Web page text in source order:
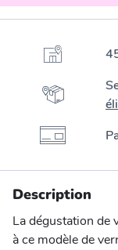
Description
La dégustation de
à ce modèle de